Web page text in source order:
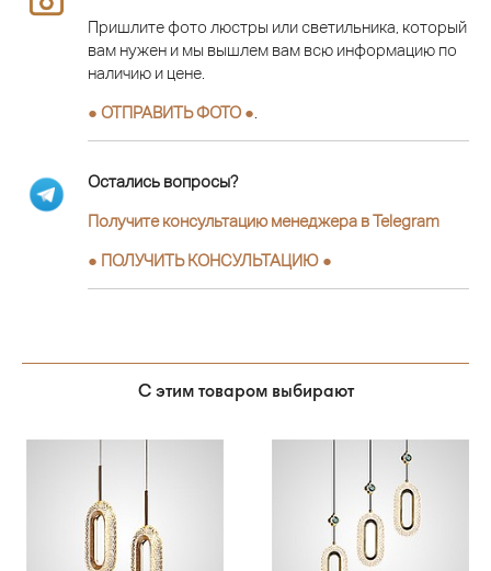
Пришлите фото люстры или светильника, который
вам нужен и мы вышлем вам всю информацию по
наличию и цене.
● ОТПРАВИТЬ ФОТО ●
Остались вопросы?
Получите консультацию менеджера в Telegram
● ПОЛУЧИТЬ КОНСУЛЬТАЦИЮ ●
С этим товаром выбирают